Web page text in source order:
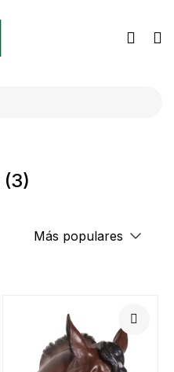
(3)